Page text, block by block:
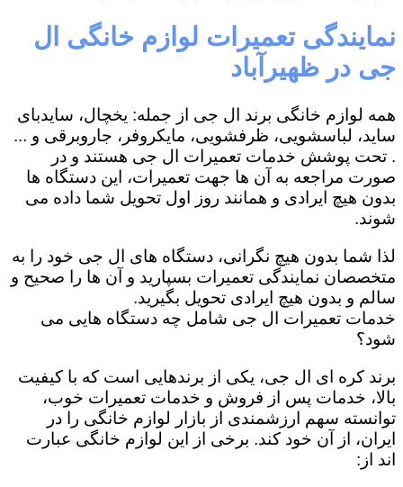
نمایندگی تعمیرات لوازم خانگی ال
جی در ظهیرآباد
همه لوازم خانگی برند ال جی از جمله: یخچال، سایدبای
ساید، لباسشویی، ظرفشویی، مایکروفر، جاروبرقی و ...
. تحت پوشش خدمات تعمیرات ال جی هستند و در
صورت مراجعه به آن ها جهت تعمیرات، این دستگاه ها
بدون هیچ ایرادی و همانند روز اول تحویل شما داده می
شوند.
لذا شما بدون هیچ نگرانی، دستگاه های ال جی خود را به
متخصصان نمایندگی تعمیرات بسپارید و آن ها را صحیح و
سالم و بدون هیچ ایرادی تحویل بگیرید.
خدمات تعمیرات ال جی شامل چه دستگاه هایی می
شود؟
برند کره ای ال جی، یکی از برندهایی است که با کیفیت
بالا، خدمات پس از فروش و خدمات تعمیرات خوب،
توانسته سهم ارزشمندی از بازار لوازم خانگی را در
ایران، از آن خود کند. برخی از این لوازم خانگی عبارت
اند از: